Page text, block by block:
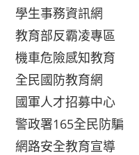
學生事務資訊網
教育部反霸凌專區
機車危險感知教育
全民國防教育網
國軍人才招募中心
警政署165全民防騙
網路安全教育宣導